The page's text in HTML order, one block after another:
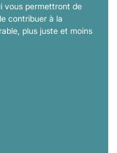
vous permettront de
contribuer à la
plus juste et moins